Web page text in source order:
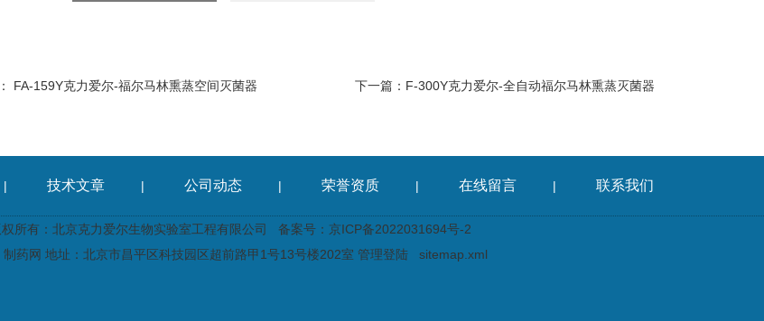
FA-159Y克力爱尔-福尔马林熏蒸空间灭菌器 下一篇： F-300Y克力爱尔-全自动福尔马林熏蒸灭菌器
| 技术文章 | 公司动态 | 荣誉资质 | 在线留言 | 联系我们
所有：北京克力爱尔生物实验室工程有限公司 备案号：京ICP备2022031694号-2
制药网 地址：北京市昌平区科技园区超前路甲1号13号楼202室 管理登陆 sitemap.xml